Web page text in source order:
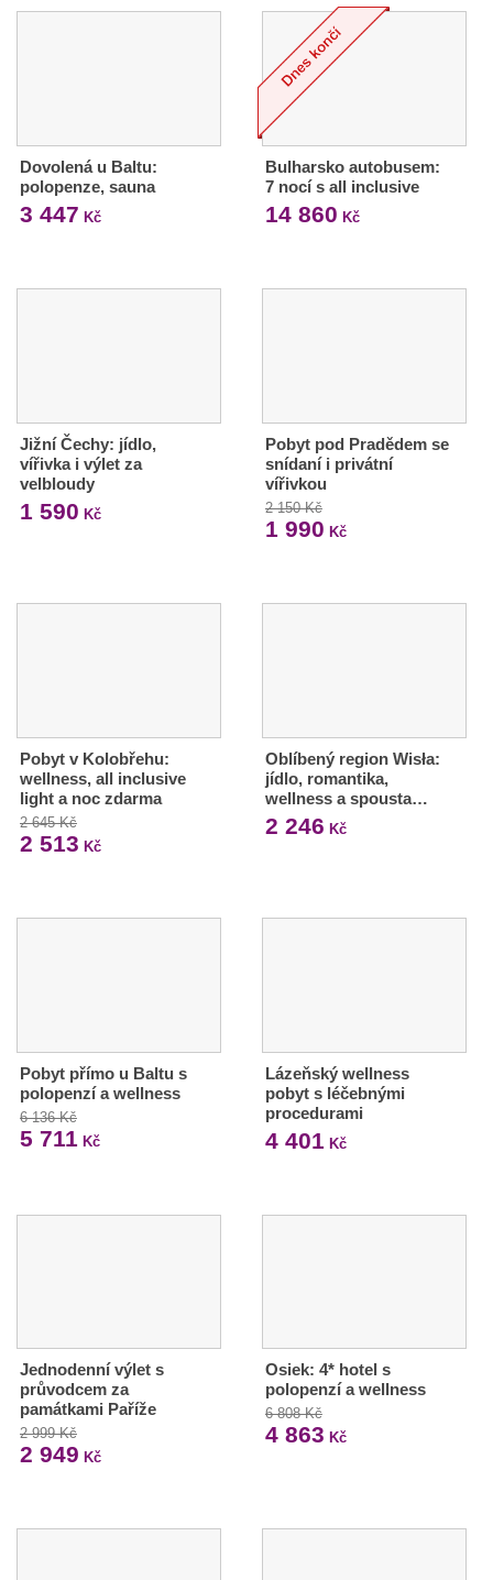
Dovolená u Baltu:
polopenze, sauna
3 447 Kč
Bulharsko autobusem:
7 nocí s all inclusive
14 860 Kč
Jižní Čechy: jídlo,
vířivka i výlet za
velbloudy
1 590 Kč
Pobyt pod Pradědem se
snídaní i privátní
vířivkou
2 150 Kč
1 990 Kč
Pobyt v Kolobřehu:
wellness, all inclusive
light a noc zdarma
2 645 Kč
2 513 Kč
Oblíbený region Wisła:
jídlo, romantika,
wellness a spousta…
2 246 Kč
Pobyt přímo u Baltu s
polopenzí a wellness
6 136 Kč
5 711 Kč
Lázeňský wellness
pobyt s léčebnými
procedurami
4 401 Kč
Jednodenní výlet s
průvodcem za
památkami Paříže
2 999 Kč
2 949 Kč
Osiek: 4* hotel s
polopenzí a wellness
6 808 Kč
4 863 Kč